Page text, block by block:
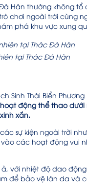
Hàn thường không
chơi ngoài trời cùng
phá khu vực xung
tại Thác Đá Hàn
Sinh Thái Biển
động thể thao
xắn.
sự kiện ngoài trời
các hoạt động vui
với nhiệt độ dao
để bảo vệ làn da và